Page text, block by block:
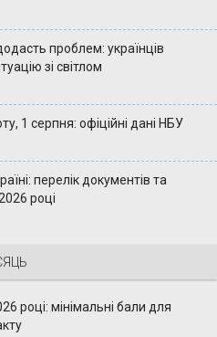
проблем: українців
зі світлом
1 серпня: офіційні дані НБУ
перелік документів та
році
році: мінімальні бали для